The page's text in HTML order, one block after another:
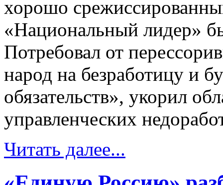
хорошо
«Национальный лидер»
Потребовал от
народ на безработицу и
обязательств», укорил
управленческих
Читать далее...